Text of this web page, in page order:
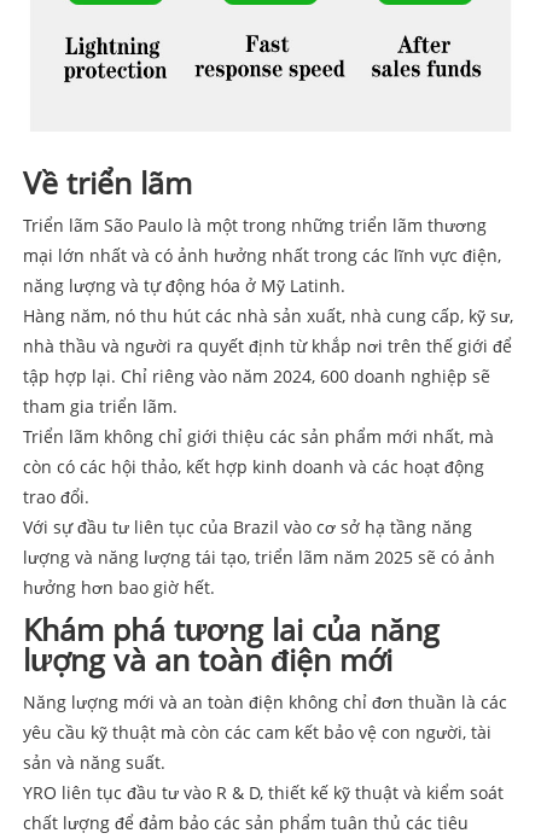
Về triển lãm
Triển lãm São Paulo là một trong những triển lãm thương
mại lớn nhất và có ảnh hưởng nhất trong các lĩnh vực điện,
năng lượng và tự động hóa ở Mỹ Latinh.
Hàng năm, nó thu hút các nhà sản xuất, nhà cung cấp, kỹ sư,
nhà thầu và người ra quyết định từ khắp nơi trên thế giới để
tập hợp lại. Chỉ riêng vào năm 2024, 600 doanh nghiệp sẽ
tham gia triển lãm.
Triển lãm không chỉ giới thiệu các sản phẩm mới nhất, mà
còn có các hội thảo, kết hợp kinh doanh và các hoạt động
trao đổi.
Với sự đầu tư liên tục của Brazil vào cơ sở hạ tầng năng
lượng và năng lượng tái tạo, triển lãm năm 2025 sẽ có ảnh
hưởng hơn bao giờ hết.
Khám phá tương lai của năng
lượng và an toàn điện mới
Năng lượng mới và an toàn điện không chỉ đơn thuần là các
yêu cầu kỹ thuật mà còn các cam kết bảo vệ con người, tài
sản và năng suất.
YRO liên tục đầu tư vào R & D, thiết kế kỹ thuật và kiểm soát
chất lượng để đảm bảo các sản phẩm tuân thủ các tiêu